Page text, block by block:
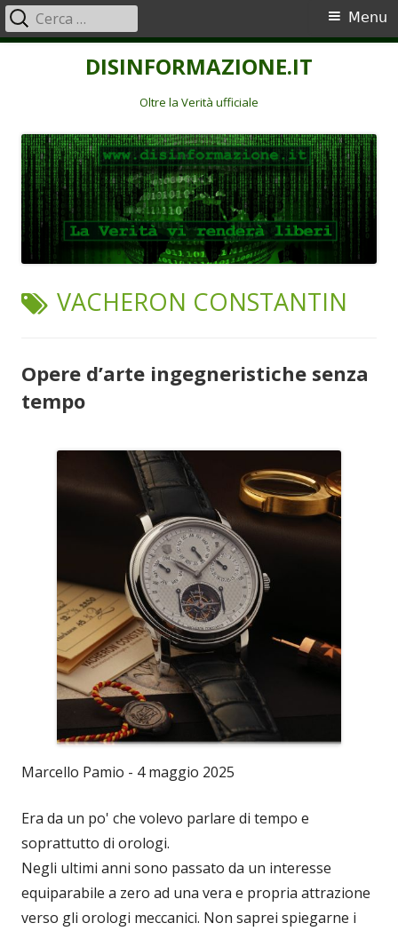
DISINFORMAZIONE.IT
Oltre la Verità ufficiale
Menu
principale
Menu
Ricerca
per:
TAG:
VACHERON CONSTANTIN
Opere d’arte ingegneristiche senza
tempo
Marcello Pamio - 4 maggio 2025
Era da un po' che volevo parlare di tempo e
soprattutto di orologi.
Negli ultimi anni sono passato da un interesse
equiparabile a zero ad una vera e propria attrazione
verso gli orologi meccanici. Non saprei spiegarne i